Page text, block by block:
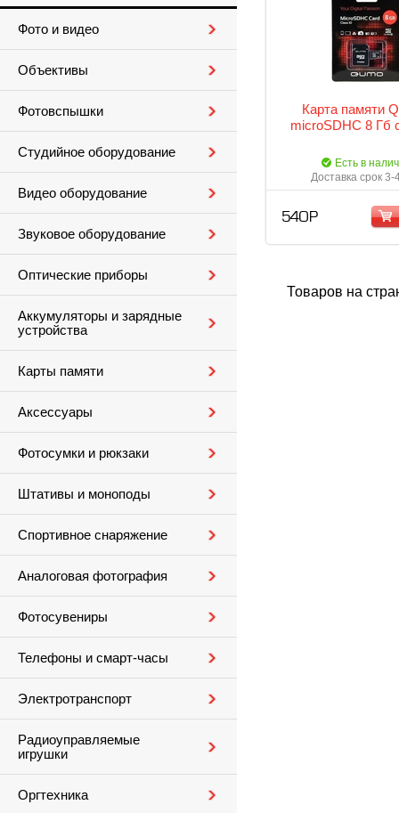
Фото и видео
Объективы
Фотовспышки
Студийное оборудование
Видео оборудование
Звуковое оборудование
Оптические приборы
Аккумуляторы и зарядные
устройства
Карты памяти
Аксессуары
Фотосумки и рюкзаки
Штативы и моноподы
Спортивное снаряжение
Аналоговая фотография
Фотосувениры
Телефоны и смарт-часы
Электротранспорт
Радиоуправляемые
игрушки
Оргтехника
Карта памяти
microSDHC 8 Гб
Есть в
Доставка срок 3-
540 Р
Товаров на